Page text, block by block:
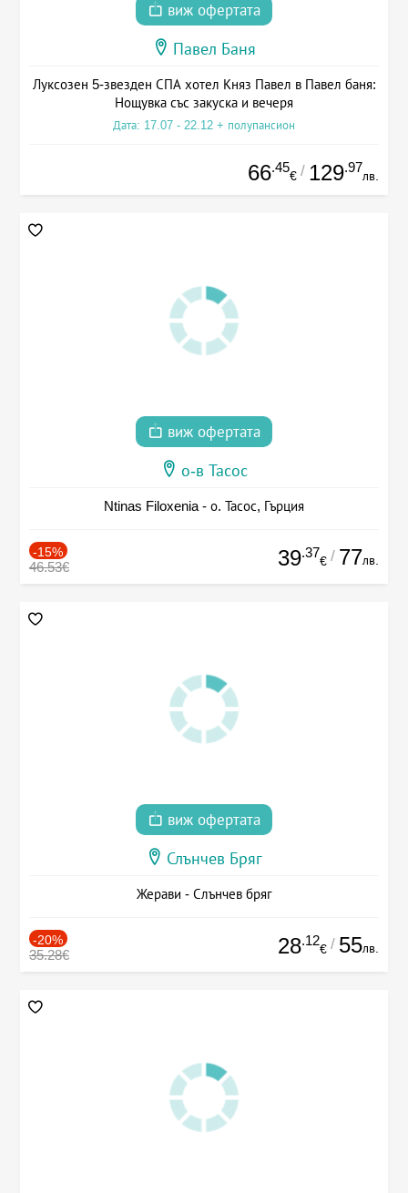
виж офертата
Павел Баня
Луксозен 5-звезден СПА хотел Княз Павел в Павел баня:
Нощувка със закуска и вечеря
Дата: 17.07 - 22.12 + полупансион
66.45
€ / 129.97
лв.
виж офертата
о-в Тасос
Ntinas Filoxenia - о. Тасос, Гърция
-15%
46.53€ 39.37
€ / 77лв.
виж офертата
Слънчев Бряг
Жерави - Слънчев бряг
-20%
35.28€ 28.12
€ / 55лв.